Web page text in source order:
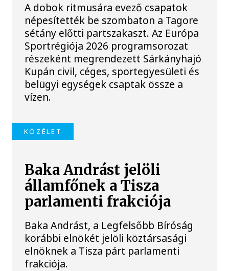
A dobok ritmusára evező csapatok
népesítették be szombaton a Tagore
sétány előtti partszakaszt. Az Európa
Sportrégiója 2026 programsorozat
részeként megrendezett Sárkányhajó
Kupán civil, céges, sportegyesületi és
belügyi egységek csaptak össze a
vízen.
KÖZÉLET
Baka Andrást jelöli
államfőnek a Tisza
parlamenti frakciója
Baka Andrást, a Legfelsőbb Bíróság
korábbi elnökét jelöli köztársasági
elnöknek a Tisza párt parlamenti
frakciója.